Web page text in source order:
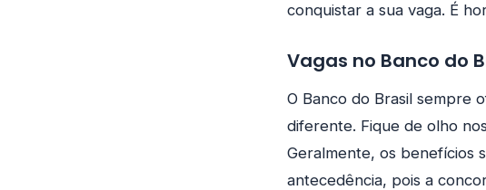
conquistar a sua vaga. É
Vagas no Banco do
O Banco do Brasil sempre
diferente. Fique de olho
Geralmente, os benefícios
antecedência, pois a